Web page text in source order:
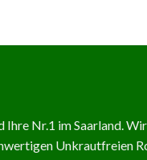
Ihre Nr.1 im Saarland.
Unkrautfreien